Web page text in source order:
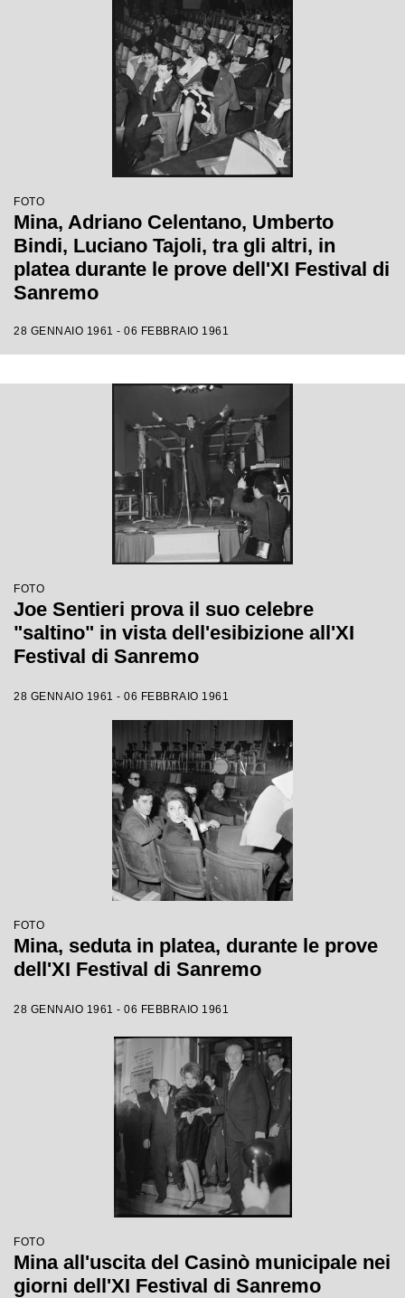
FOTO
Mina, Adriano Celentano, Umberto
Bindi, Luciano Tajoli, tra gli altri, in
platea durante le prove dell'XI Festival di
Sanremo
28 GENNAIO 1961 - 06 FEBBRAIO 1961
FOTO
Joe Sentieri prova il suo celebre
"saltino" in vista dell'esibizione all'XI
Festival di Sanremo
28 GENNAIO 1961 - 06 FEBBRAIO 1961
FOTO
Mina, seduta in platea, durante le prove
dell'XI Festival di Sanremo
28 GENNAIO 1961 - 06 FEBBRAIO 1961
FOTO
Mina all'uscita del Casinò municipale nei
giorni dell'XI Festival di Sanremo